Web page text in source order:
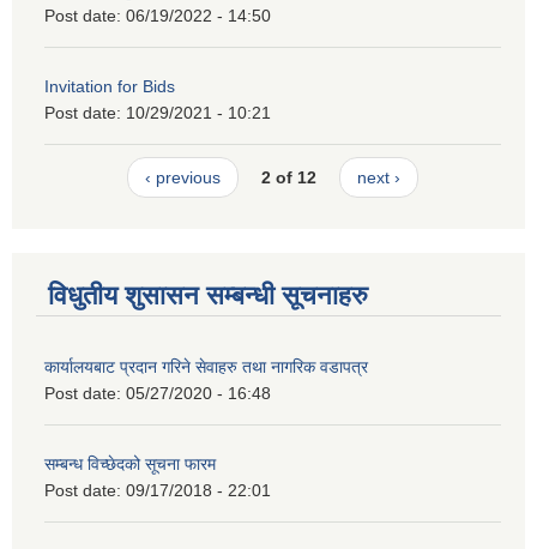
Post date: 06/19/2022 - 14:50
Invitation for Bids
Post date: 10/29/2021 - 10:21
‹ previous 2 of 12 next ›
विधुतीय शुसासन सम्बन्धी सूचनाहरु
कार्यालयबाट प्रदान गरिने सेवाहरु तथा नागरिक वडापत्र
Post date: 05/27/2020 - 16:48
सम्बन्ध विच्छेदको सूचना फारम
Post date: 09/17/2018 - 22:01